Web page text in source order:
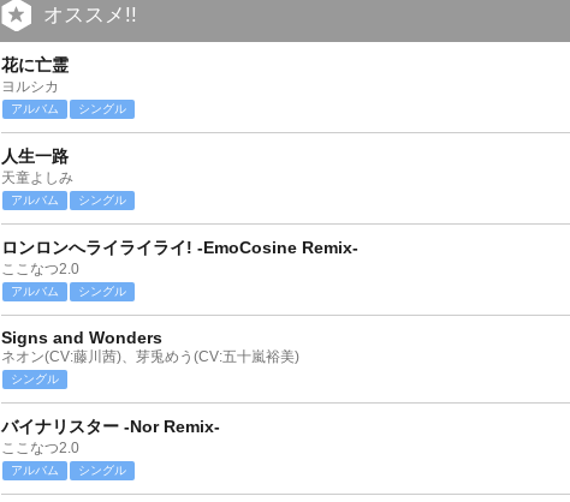
オススメ!!
花に亡霊
ヨルシカ
アルバム シングル
人生一路
天童よしみ
アルバム シングル
ロンロンへライライライ! -EmoCosine Remix-
ここなつ2.0
アルバム シングル
Signs and Wonders
ネオン(CV:藤川茜)、芽兎めう(CV:五十嵐裕美)
シングル
バイナリスター -Nor Remix-
ここなつ2.0
アルバム シングル